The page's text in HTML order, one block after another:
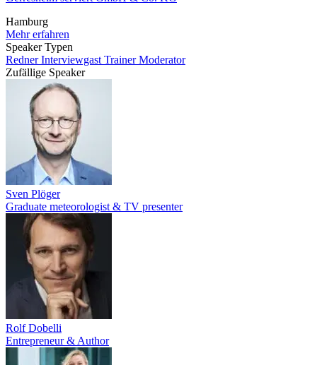
Hamburg
Mehr erfahren
Speaker Typen
RednerInterviewgast TrainerModerator
Zufällige Speaker
Sven Plöger
Graduate meteorologist & TV presenter
Rolf Dobelli
Entrepreneur & Author